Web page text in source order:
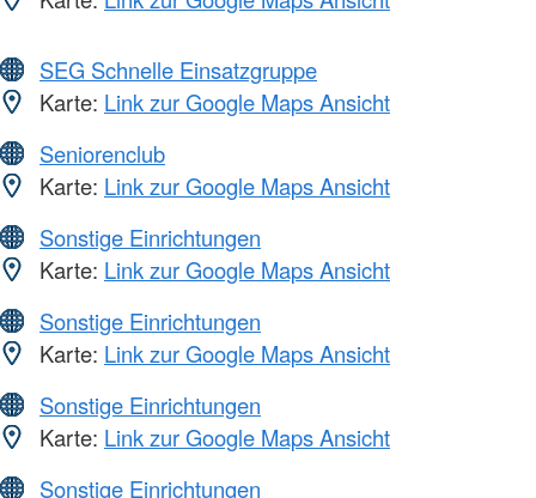
SEG Schnelle Einsatzgruppe
Karte: Link zur Google Maps Ansicht
Seniorenclub
Karte: Link zur Google Maps Ansicht
Sonstige Einrichtungen
Karte: Link zur Google Maps Ansicht
Sonstige Einrichtungen
Karte: Link zur Google Maps Ansicht
Sonstige Einrichtungen
Karte: Link zur Google Maps Ansicht
Sonstige Einrichtungen